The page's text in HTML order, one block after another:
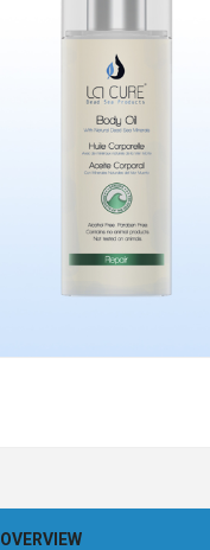
OVERVIEW